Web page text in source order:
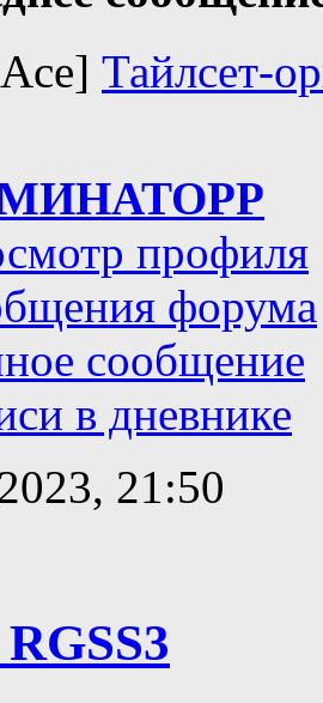
Тайлсет-
профиля
форума
сообщение
в дневнике
21:50